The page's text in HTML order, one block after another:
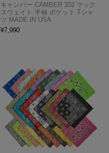
キャンバー CAMBER 302 マック
スウェイト 半袖 ポケット Tシャ
ツ MADE IN USA
¥7,990